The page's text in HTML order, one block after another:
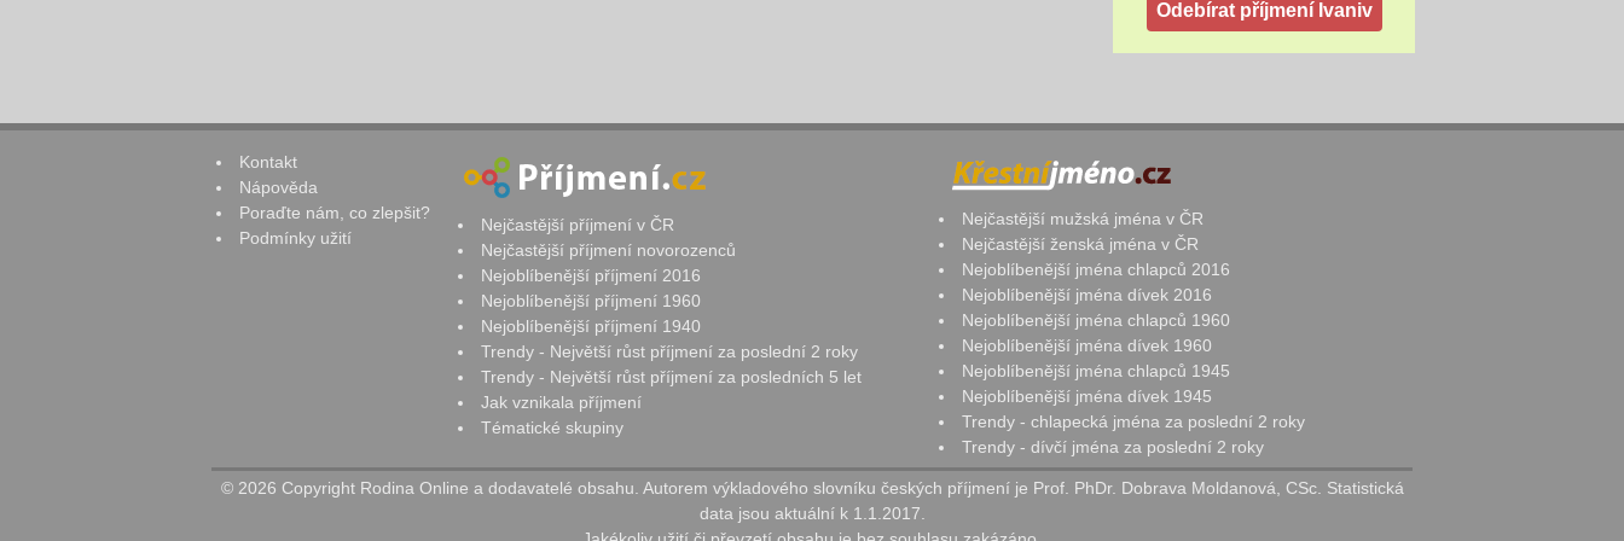
Kontakt
Nápověda
Poraďte nám, co zlepšit?
Podmínky užití
Nejčastější příjmení v ČR
Nejčastější příjmení novorozenců
Nejoblíbenější příjmení 2016
Nejoblíbenější příjmení 1960
Nejoblíbenější příjmení 1940
Trendy - Největší růst příjmení za poslední 2 roky
Trendy - Největší růst příjmení za posledních 5 let
Jak vznikala příjmení
Tématické skupiny
Nejčastější mužská jména v ČR
Nejčastější ženská jména v ČR
Nejoblíbenější jména chlapců 2016
Nejoblíbenější jména dívek 2016
Nejoblíbenější jména chlapců 1960
Nejoblíbenější jména dívek 1960
Nejoblíbenější jména chlapců 1945
Nejoblíbenější jména dívek 1945
Trendy - chlapecká jména za poslední 2 roky
Trendy - dívčí jména za poslední 2 roky
© 2026 Copyright Rodina Online a dodavatelé obsahu. Autorem výkladového slovníku českých příjmení je Prof. PhDr. Dobrava Moldanová, CSc. Statistická
data jsou aktuální k 1.1.2017.